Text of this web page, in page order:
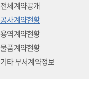
전체계약공개
공사계약현황
용역계약현황
물품계약현황
기타 부서계약정보